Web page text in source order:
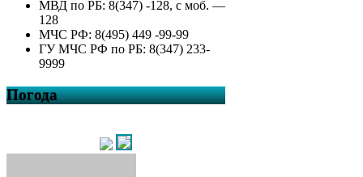
МВД по РБ: 8(347) -128, с моб. —
128
МЧС РФ: 8(495) 449 -99-99
ГУ МЧС РФ по РБ: 8(347) 233-
9999
Погода